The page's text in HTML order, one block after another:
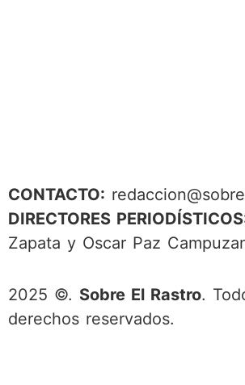
CONTACTO:
DIRECTORES
Zapata y Oscar Paz
2025 ©. Sobre El Rastro.
derechos reservados.